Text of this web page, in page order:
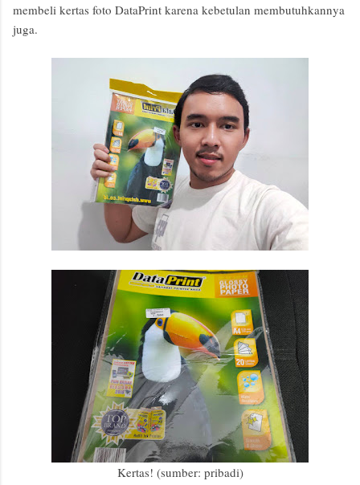
membeli kertas foto DataPrint karena kebetulan membutuhkannya
juga.
Kertas! (sumber: pribadi)